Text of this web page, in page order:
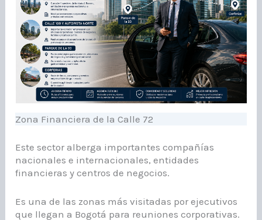
Zona Financiera de la Calle 72
Este sector alberga importantes compañías
nacionales e internacionales, entidades
financieras y centros de negocios.
Es una de las zonas más visitadas por ejecutivos
que llegan a Bogotá para reuniones corporativas.